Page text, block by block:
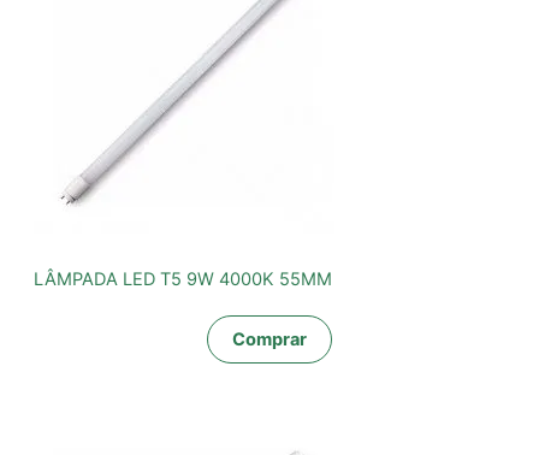
LÂMPADA LED T5 9W 4000K 55MM
Comprar